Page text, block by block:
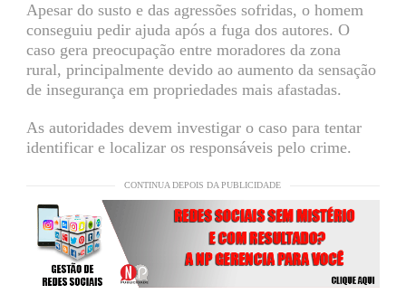
Apesar do susto e das agressões sofridas, o homem
conseguiu pedir ajuda após a fuga dos autores. O
caso gera preocupação entre moradores da zona
rural, principalmente devido ao aumento da sensação
de insegurança em propriedades mais afastadas.
As autoridades devem investigar o caso para tentar
identificar e localizar os responsáveis pelo crime.
CONTINUA DEPOIS DA PUBLICIDADE